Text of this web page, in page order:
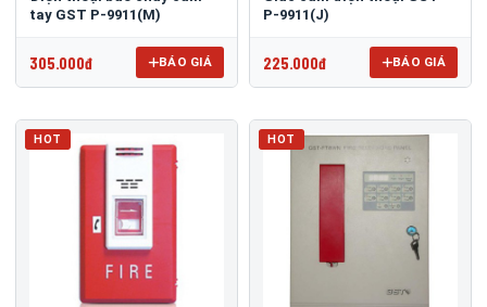
tay GST P-9911(M)
305.000đ BÁO GIÁ
P-9911(J)
225.000đ BÁO GIÁ
HOT HOT